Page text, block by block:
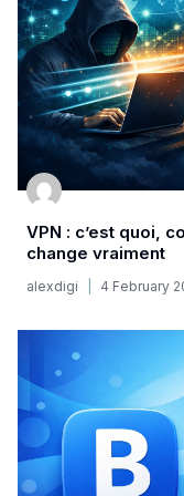
VPN : c’est quoi,
change vraiment
alexdigi 4 February